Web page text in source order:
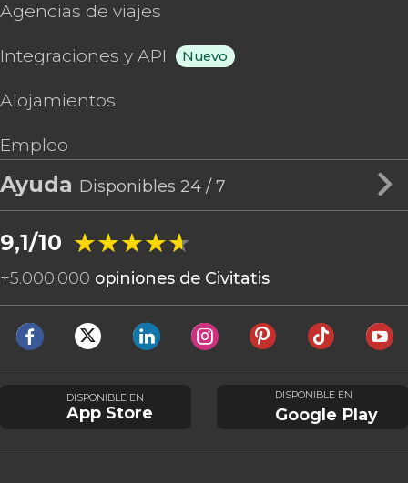
Agencias de viajes
Integraciones y API Nuevo
Alojamientos
Empleo
Ayuda Disponibles 24 / 7
9,1/10 ★★★★★
★★★★★
+5.000.000 opiniones de Civitatis
DISPONIBLE EN
App Store
DISPONIBLE EN
Google Play